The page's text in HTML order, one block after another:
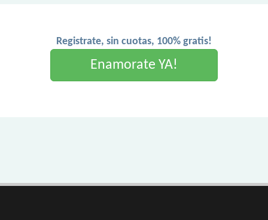
Registrate, sin cuotas, 100% gratis!
Enamorate YA!